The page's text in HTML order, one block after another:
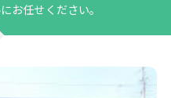
お任せください。